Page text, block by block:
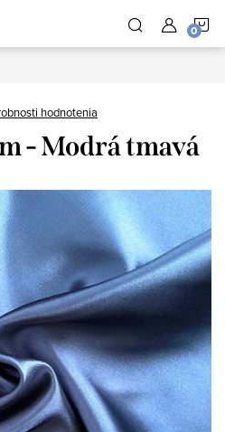
hodnotenia
- Modrá tmavá